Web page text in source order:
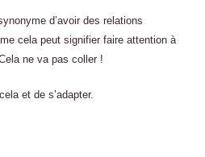
d’avoir des relations
cela peut signifier faire attention à
ne va pas coller !
et de s’adapter.